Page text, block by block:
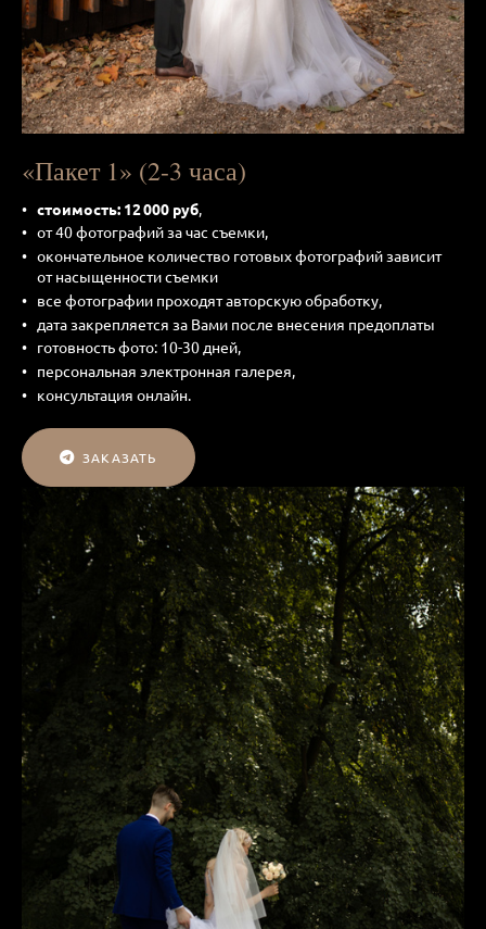
«Пакет 1» (2-3 часа)
стоимость: 12 000 руб
от 40 фотографий за час съемки,
окончательное количество готовых фотографий зависит
от насыщенности съемки
все фотографии проходят авторскую обработку,
дата закрепляется за Вами после внесения предоплаты
готовность фото: 10-30 дней,
персональная электронная галерея,
консультация онлайн.
ЗАКАЗАТЬ